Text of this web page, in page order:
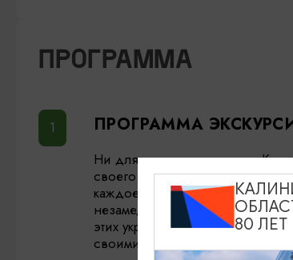
ПРОГРАММА
ПРОГРАММА
Ни для кого не секрет, что
своего основания развивал
каждое движение военной
незамедлительно. Постоянно
этих укреплений неплохо
своими глазами увидеть всю
80 ЛЕТ